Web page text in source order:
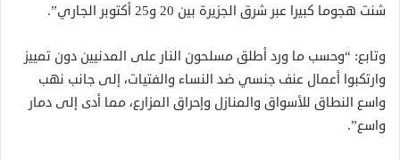
شنت هجوما كبيرا عبر شرق الجزيرة بين 20 و25 أكتوبر الجاري”.
وتابع: “وحسب ما ورد أطلق مسلحون النار على المدنيين دون تمييز
وارتكبوا أعمال عنف جنسي ضد النساء والفتيات، إلى جانب نهب
واسع النطاق للأسواق والمنازل وإحراق المزارع، مما أدى إلى دمار
واسع”.